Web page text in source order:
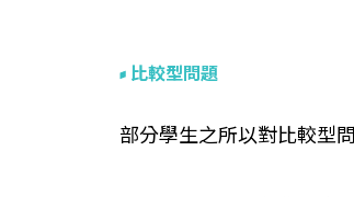
比較型問題
部分學生之所以對比較型